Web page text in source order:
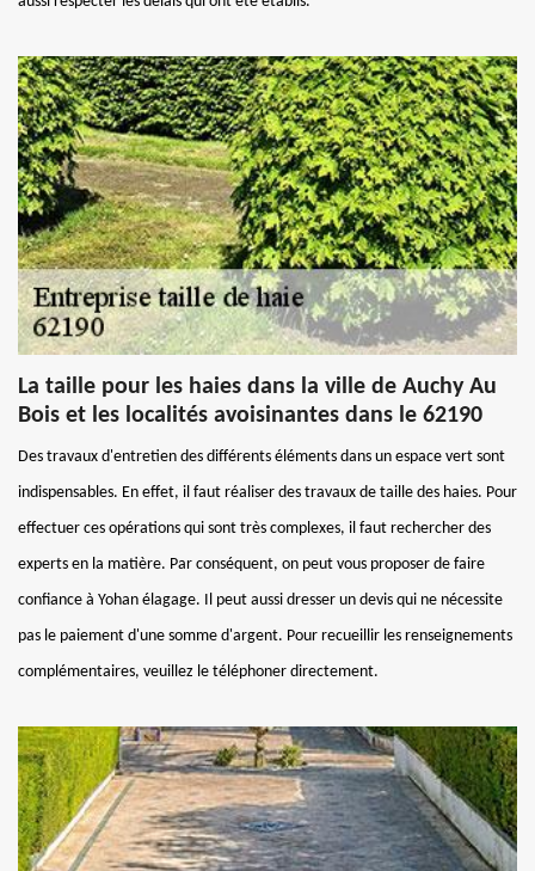
La taille pour les haies dans la ville de Auchy Au
Bois et les localités avoisinantes dans le 62190
Des travaux d'entretien des différents éléments dans un espace vert sont
indispensables. En effet, il faut réaliser des travaux de taille des haies. Pour
effectuer ces opérations qui sont très complexes, il faut rechercher des
experts en la matière. Par conséquent, on peut vous proposer de faire
confiance à Yohan élagage. Il peut aussi dresser un devis qui ne nécessite
pas le paiement d'une somme d'argent. Pour recueillir les renseignements
complémentaires, veuillez le téléphoner directement.